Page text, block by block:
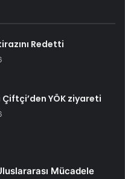
Redetti
Çiftçi’den YÖK ziyareti
Mücadele